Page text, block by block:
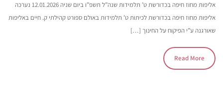
אליפות מחוז חיפה בכדורשת ט’ תלמידות שנה”ל תשפ”ו ביום שניה 12.01.2026 נערכה
אליפות מחוז חיפה בכדורשת לכיתות ט’ תלמידות באולם ספורט קהילתי ק. חיים באליפות
שאורגנה ע”י הפיקוח על החינוך […]
Read More